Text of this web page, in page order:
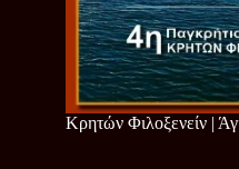
Κρητών Φιλοξενείν |